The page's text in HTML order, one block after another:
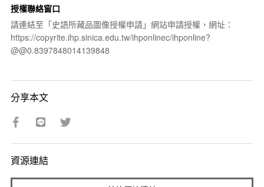
授權聯絡窗口
請連結至「史語所藏品圖像授權申請」網站申請授權，網址：
https://copyrite.ihp.sinica.edu.tw/ihponlinec/ihponline?
@@0.8397848014139848
分享本文
資源連結